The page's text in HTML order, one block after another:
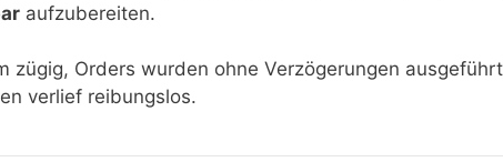
aufzubereiten.
zügig, Orders wurden ohne Verzögerungen
verlief reibungslos.